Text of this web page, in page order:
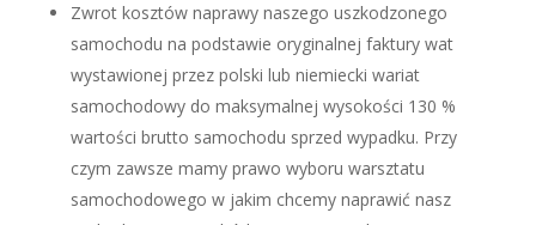
Zwrot kosztów naprawy naszego uszkodzonego
samochodu na podstawie oryginalnej faktury wat
wystawionej przez polski lub niemiecki wariat
samochodowy do maksymalnej wysokości 130 %
wartości brutto samochodu sprzed wypadku. Przy
czym zawsze mamy prawo wyboru warsztatu
samochodowego w jakim chcemy naprawić nasz